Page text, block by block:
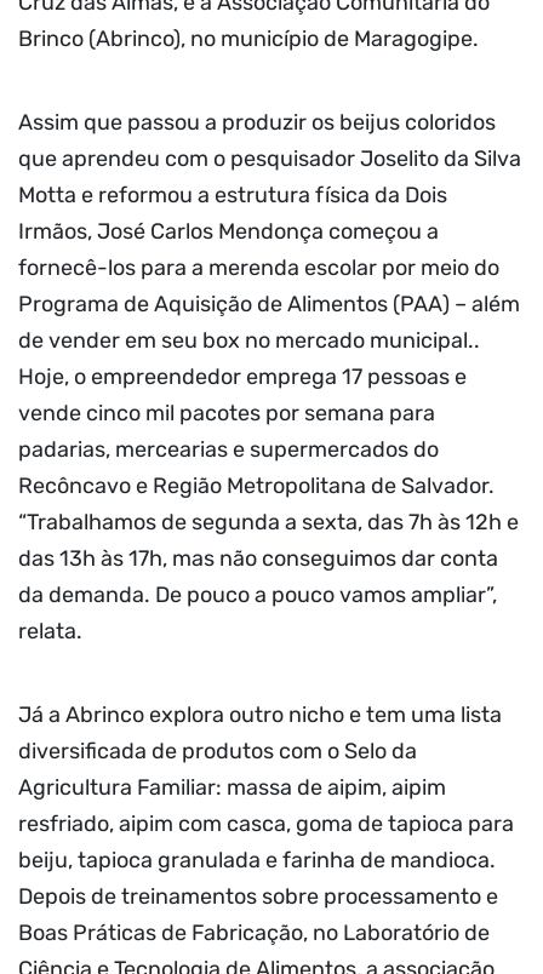
Brinco (Abrinco), no município de Maragogipe.
Assim que passou a produzir os beijus coloridos
que aprendeu com o pesquisador Joselito da Silva
Motta e reformou a estrutura física da Dois
Irmãos, José Carlos Mendonça começou a
fornecê-los para a merenda escolar por meio do
Programa de Aquisição de Alimentos (PAA) – além
de vender em seu box no mercado municipal..
Hoje, o empreendedor emprega 17 pessoas e
vende cinco mil pacotes por semana para
padarias, mercearias e supermercados do
Recôncavo e Região Metropolitana de Salvador.
“Trabalhamos de segunda a sexta, das 7h às 12h e
das 13h às 17h, mas não conseguimos dar conta
da demanda. De pouco a pouco vamos ampliar”,
relata.
Já a Abrinco explora outro nicho e tem uma lista
diversificada de produtos com o Selo da
Agricultura Familiar: massa de aipim, aipim
resfriado, aipim com casca, goma de tapioca para
beiju, tapioca granulada e farinha de mandioca.
Depois de treinamentos sobre processamento e
Boas Práticas de Fabricação, no Laboratório de